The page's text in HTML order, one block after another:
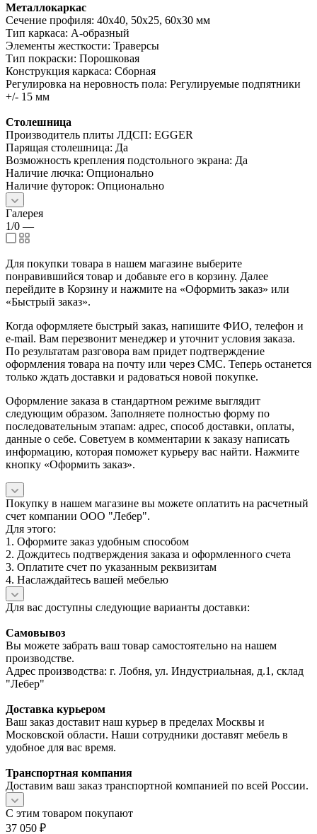
Металлокаркас
Сечение профиля: 40х40, 50х25, 60х30 мм
Тип каркаса: А-образный
Элементы жесткости: Траверсы
Тип покраски: Порошковая
Конструкция каркаса: Сборная
Регулировка на неровность пола: Регулируемые подпятники
+/- 15 мм
Столешница
Производитель плиты ЛДСП: EGGER
Парящая столешница: Да
Возможность крепления подстольного экрана: Да
Наличие лючка: Опционально
Наличие футорок: Опционально
Галерея
1/0 —
Для покупки товара в нашем магазине выберите
понравившийся товар и добавьте его в корзину. Далее
перейдите в Корзину и нажмите на «Оформить заказ» или
«Быстрый заказ».
Когда оформляете быстрый заказ, напишите ФИО, телефон и
e-mail. Вам перезвонит менеджер и уточнит условия заказа.
По результатам разговора вам придет подтверждение
оформления товара на почту или через СМС. Теперь останется
только ждать доставки и радоваться новой покупке.
Оформление заказа в стандартном режиме выглядит
следующим образом. Заполняете полностью форму по
последовательным этапам: адрес, способ доставки, оплаты,
данные о себе. Советуем в комментарии к заказу написать
информацию, которая поможет курьеру вас найти. Нажмите
кнопку «Оформить заказ».
Покупку в нашем магазине вы можете оплатить на расчетный
счет компании ООО "Лебер".
Для этого:
1. Оформите заказ удобным способом
2. Дождитесь подтверждения заказа и оформленного счета
3. Оплатите счет по указанным реквизитам
4. Наслаждайтесь вашей мебелью
Для вас доступны следующие варианты доставки:
Самовывоз
Вы можете забрать ваш товар самостоятельно на нашем
производстве.
Адрес производства: г. Лобня, ул. Индустриальная, д.1, склад
"Лебер"
Доставка курьером
Ваш заказ доставит наш курьер в пределах Москвы и
Московской области. Наши сотрудники доставят мебель в
удобное для вас время.
Транспортная компания
Доставим ваш заказ транспортной компанией по всей России.
С этим товаром покупают
37 050 ₽